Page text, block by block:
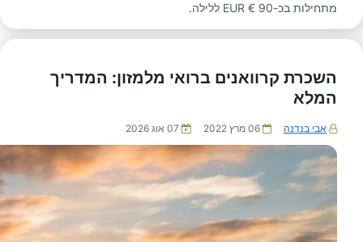
מתחילות בכ-90 € EUR ללילה.
השכרת קרוואנים ברואי מלמזון: המדריך
המלא
אבי בנדנה 06 מרץ 2022 07 אוג 2026